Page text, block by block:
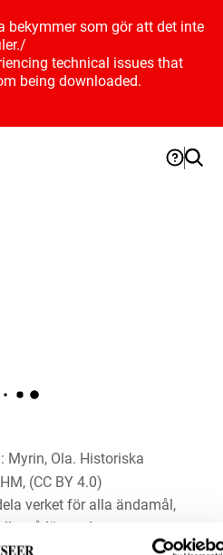
bekymmer som gör att det inte
/
technical issues that
being downloaded.
Myrin, Ola. Historiska
(CC BY 4.0)
verket för alla ändamål,
så länge du anger
och licensgivare.